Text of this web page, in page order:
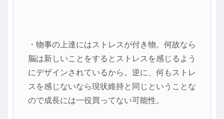
・物事の上達にはストレスが付き物。何故なら
脳は新しいことをするとストレスを感じるよう
にデザインされているから。逆に、何もストレ
スを感じないなら現状維持と同じということな
ので成長には一役買ってない可能性。